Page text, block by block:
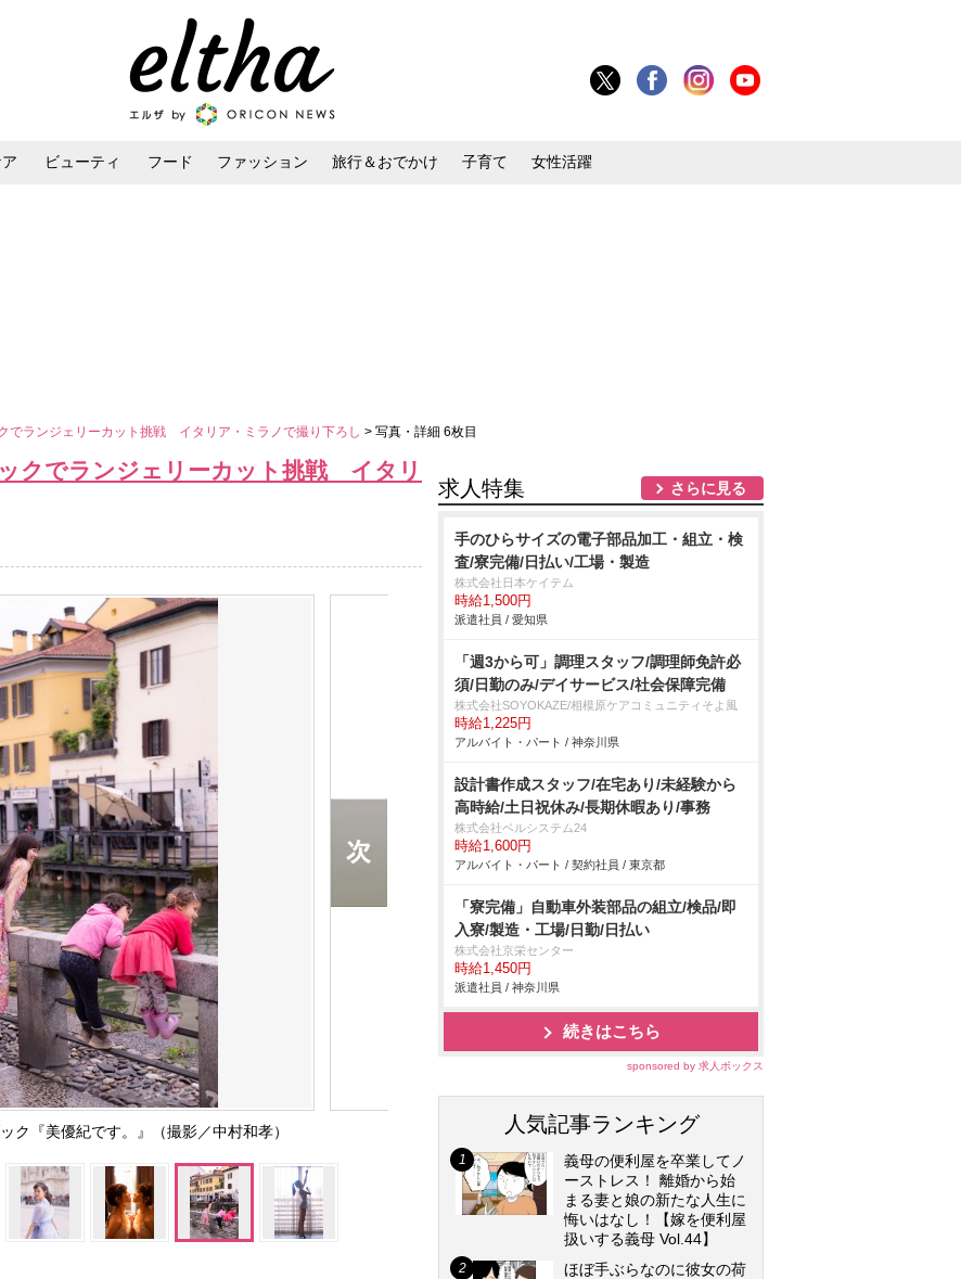
ビューティ フード ファッション 旅行＆おでかけ 子育て 女性活躍
でランジェリーカット挑戦 イタリア・ミラノで撮り下ろし > 写真・詳細 6枚目
クでランジェリーカット挑戦 イタリ
ク『美優紀です。』（撮影／中村和孝）
求人特集 さらに見る
手のひらサイズの電子部品加工・組立・検
査/寮完備/日払い/工場・製造
株式会社日本ケイテム
時給1,500円
派遣社員 / 愛知県
「週3から可」調理スタッフ/調理師免許必
須/日勤のみ/デイサービス/社会保障完備
株式会社SOYOKAZE/相模原ケアコミュニティそよ風
時給1,225円
アルバイト・パート / 神奈川県
設計書作成スタッフ/在宅あり/未経験から
高時給/土日祝休み/長期休暇あり/事務
株式会社ベルシステム24
時給1,600円
アルバイト・パート / 契約社員 / 東京都
「寮完備」自動車外装部品の組立/検品/即
入寮/製造・工場/日勤/日払い
株式会社京栄センター
時給1,450円
派遣社員 / 神奈川県
続きはこちら
sponsored by 求人ボックス
人気記事ランキング
義母の便利屋を卒業してノ
ーストレス！ 離婚から始
まる妻と娘の新たな人生に
悔いはなし！【嫁を便利屋
扱いする義母 Vol.44】
ほぼ手ぶらなのに彼女の荷